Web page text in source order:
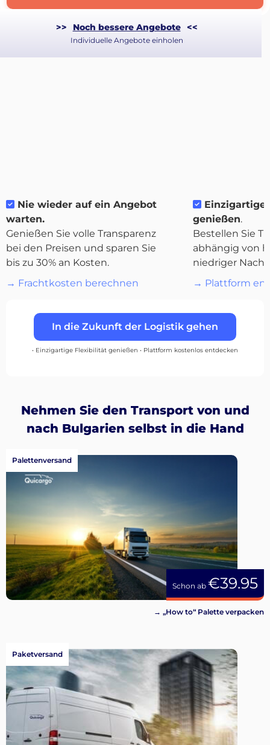
Quicargo
Entdecken
Deutsch
Einloggen
Registrieren
>> Noch bessere Angebote <<
Individuelle Angebote einholen
Nie wieder auf ein Angebot
warten.
Genießen Sie volle Transparenz
bei den Preisen und sparen Sie
bis zu 30% an Kosten.
→ Frachtkosten berechnen
genießen.
Bestellen Sie
abhängig von
niedriger
→ Plattform
In die Zukunft der Logistik gehen
• Einzigartige Flexibilität genießen • Plattform kostenlos entdecken
Nehmen Sie den Transport von und
nach Bulgarien selbst in die Hand
Schon ab €39.95
Palettenversand
→ „How to“ Palette verpacken
Paketversand